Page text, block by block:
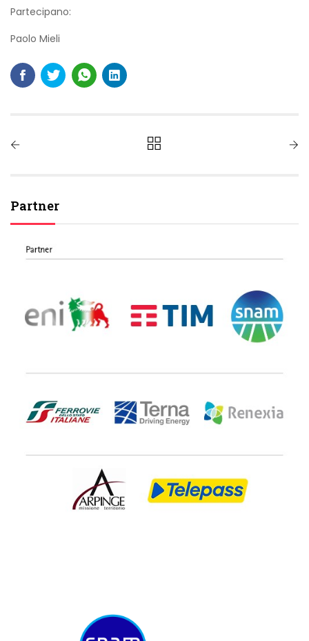
Partecipano:
Paolo Mieli
Partner